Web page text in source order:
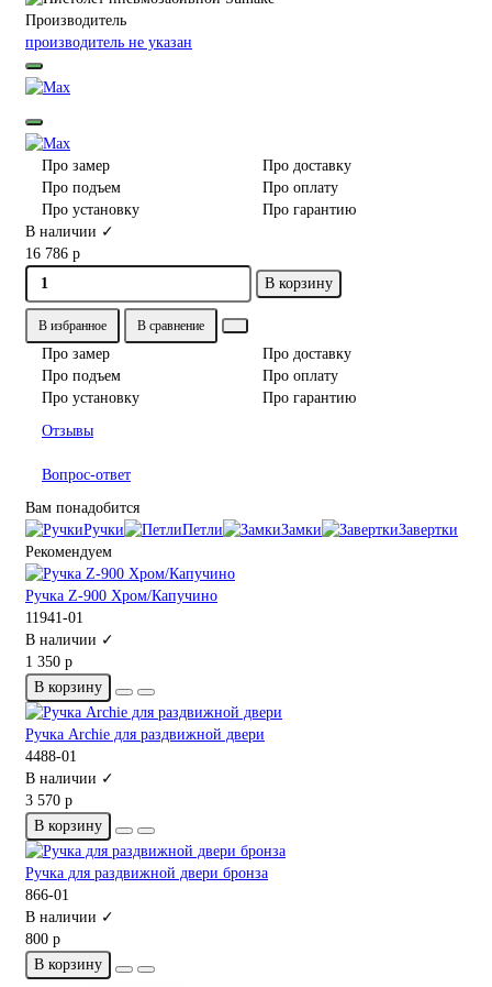
Производитель
производитель не указан
Про замер
Про доставку
Про подъем
Про оплату
Про установку
Про гарантию
В наличии ✓
16 786 р
В корзину
В избранное В сравнение
Про замер
Про доставку
Про подъем
Про оплату
Про установку
Про гарантию
Отзывы
Вопрос-ответ
Вам понадобится
Ручки
Петли Замки
Завертки
Рекомендуем
Ручка Z-900 Хром/Капучино
11941-01
В наличии ✓
1 350 р
В корзину
Ручка Archie для раздвижной двери
4488-01
В наличии ✓
3 570 р
В корзину
Ручка для раздвижной двери бронза
866-01
В наличии ✓
800 р
В корзину